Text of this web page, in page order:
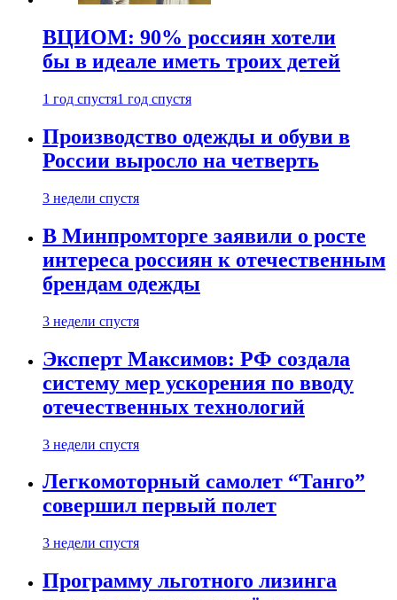
ВЦИОМ: 90% россиян хотели
бы в идеале иметь троих детей
1 год спустя1 год спустя
Производство одежды и обуви в
России выросло на четверть
3 недели спустя
В Минпромторге заявили о росте
интереса россиян к отечественным
брендам одежды
3 недели спустя
Эксперт Максимов: РФ создала
систему мер ускорения по вводу
отечественных технологий
3 недели спустя
Легкомоторный самолет “Танго”
совершил первый полет
3 недели спустя
Программу льготного лизинга